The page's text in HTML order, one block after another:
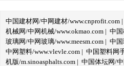
中国建材网/中网建材/www.cnprofit.com |
机械网/中网机械/www.okmao.com | 中
玻璃网/中网玻璃/www.meesm.com | 中国
中网塑料/www.vlevle.com | 中国塑料网
机版/m.sinoasphalts.com | 中国体坛网/